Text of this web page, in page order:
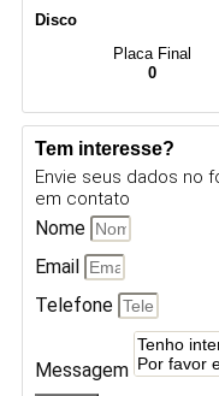
Disco
Placa Final
0
Tem interesse?
Envie seus dados no
em contato
Nome
Email
Telefone
Messagem